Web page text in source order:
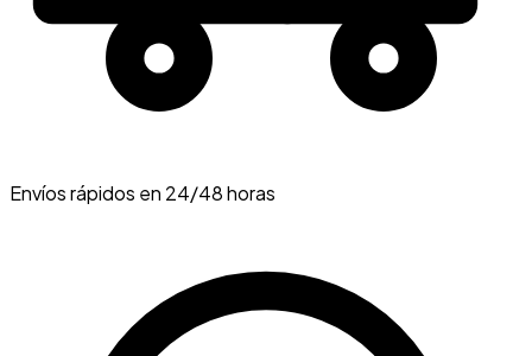
Envíos rápidos en 24/48 horas